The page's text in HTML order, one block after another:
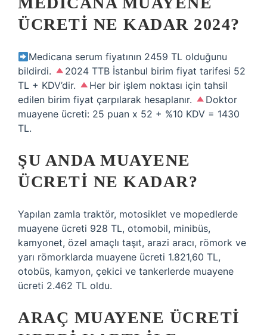
ÜCRETI NE KADAR 2024?
Medicana serum fiyatının 2459 TL olduğunu
bildirdi.
2024 TTB İstanbul birim fiyat tarifesi 52
TL + KDV’dir.
Her bir işlem noktası için tahsil
edilen birim fiyat çarpılarak hesaplanır.
Doktor
muayene ücreti: 25 puan x 52 + %10 KDV = 1430
TL.
ŞU ANDA MUAYENE
ÜCRETI NE KADAR?
Yapılan zamla traktör, motosiklet ve mopedlerde
muayene ücreti 928 TL, otomobil, minibüs,
kamyonet, özel amaçlı taşıt, arazi aracı, römork ve
yarı römorklarda muayene ücreti 1.821,60 TL,
otobüs, kamyon, çekici ve tankerlerde muayene
ücreti 2.462 TL oldu.
ARAÇ MUAYENE ÜCRETI